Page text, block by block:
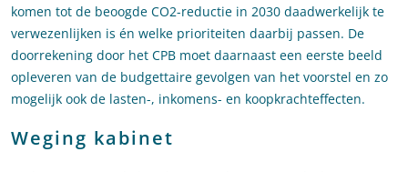
komen tot de beoogde CO2-reductie in 2030 daadwerkelijk te
verwezenlijken is én welke prioriteiten daarbij passen. De
doorrekening door het CPB moet daarnaast een eerste beeld
opleveren van de budgettaire gevolgen van het voorstel en zo
mogelijk ook de lasten-, inkomens- en koopkrachteffecten.
Weging kabinet